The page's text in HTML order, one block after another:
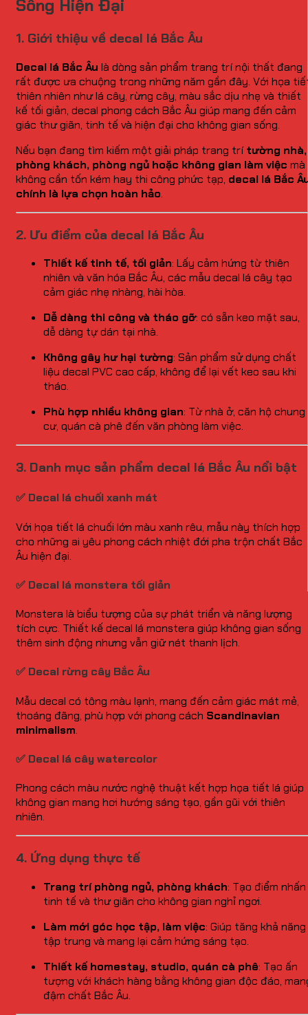
Sống Hiện Đại
1. Giới thiệu về decal lá Bắc Âu
Decal lá Bắc Âu là dòng sản phẩm trang trí nội thất đang
rất được ưa chuộng trong những năm gần đây. Với họa
thiên nhiên như lá cây, rừng cây, màu sắc dịu nhẹ và thiết
kế tối giản, decal phong cách Bắc Âu giúp mang đến cảm
giác thư giãn, tinh tế và hiện đại cho không gian sống.
Nếu bạn đang tìm kiếm một giải pháp trang trítường nhà,
phòng khách, phòng ngủ hoặc không gian làm việc mà
không cần tốn kém hay thi công phức tạp, decal lá Bắc
chính là lựa chọn hoàn hảo.
2. Ưu điểm của decal lá Bắc Âu
Thiết kế tinh tế, tối giản: Lấy cảm hứng từ thiên
nhiên và văn hóa Bắc Âu, các mẫu decal lá cây tạo
cảm giác nhẹ nhàng, hài hòa.
Dễ dàng thi công và tháo gỡ: có sẵn keo mặt sau,
dễ dàng tự dán tại nhà.
Không gây hư hại tường: Sản phẩm sử dụng chất
liệu decal PVC cao cấp, không để lại vết keo sau khi
tháo.
Phù hợp nhiều không gian: Từ nhà ở, căn hộ chung
cư, quán cà phê đến văn phòng làm việc.
3. Danh mục sản phẩm decal lá Bắc Âu nổi bật
✅ Decal lá chuối xanh mát
Với họa tiết lá chuối lớn màu xanh rêu, mẫu này thích hợp
cho những ai yêu phong cách nhiệt đới pha trộn chất Bắc
Âu hiện đại.
✅ Decal lá monstera tối giản
Monstera là biểu tượng của sự phát triển và năng lượng
tích cực. Thiết kế decal lá monstera giúp không gian sống
thêm sinh động nhưng vẫn giữ nét thanh lịch.
✅ Decal rừng cây Bắc Âu
Mẫu decal có tông màu lạnh, mang đến cảm giác mát mẻ,
thoáng đãng, phù hợp với phong cách Scandinavian
minimalism.
✅ Decal lá cây watercolor
Phong cách màu nước nghệ thuật kết hợp họa tiết lá giúp
không gian mang hơi hướng sáng tạo, gần gũi với thiên
nhiên.
4. Ứng dụng thực tế
Trang trí phòng ngủ, phòng khách: Tạo điểm nhấn
tinh tế và thư giãn cho không gian nghỉ ngơi.
Làm mới góc học tập, làm việc: Giúp tăng khả năng
tập trung và mang lại cảm hứng sáng tạo.
Thiết kế homestay, studio, quán cà phê: Tạo ấn
tượng với khách hàng bằng không gian độc đáo,
đậm chất Bắc Âu.